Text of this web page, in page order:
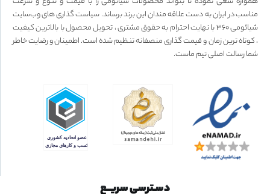
مناسب در ایران به دست علاقه مندان این برند برساند. سیاست گذاری های وب‌سایت
شیائومی ۳۶۰ با نهایت احترام به حقوق مشتری ، تحویل محصول با بالاترین کیفیت
، کوتاه ترین زمان و قیمت گذاری منصفانه تنظیم شده است. اطمینان و رضایت خاطر
شما رسالت اصلی تیم ماست.
دسـترسی سریــع